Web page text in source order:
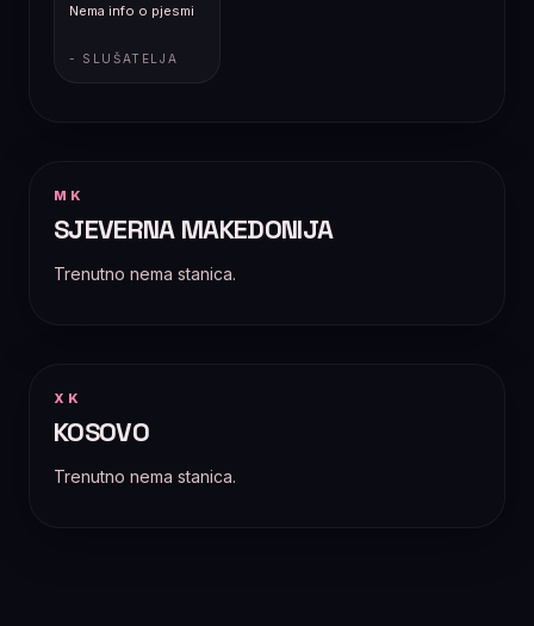
Nema info o pjesmi
- SLUŠATELJA
MK
SJEVERNA MAKEDONIJA
Trenutno nema stanica.
XK
KOSOVO
Trenutno nema stanica.